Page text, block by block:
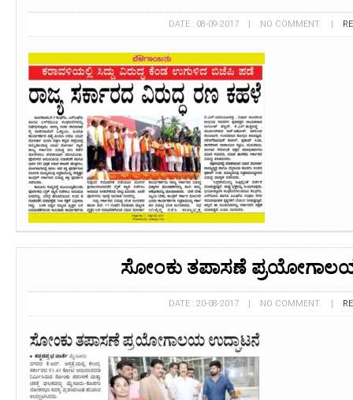
DATE : 08-09-2017 | NO COMMENT. |
ಸೋಂಕು ತಪಾಸಣೆ
DATE : 20-08-2017 | NO COMMENT. |